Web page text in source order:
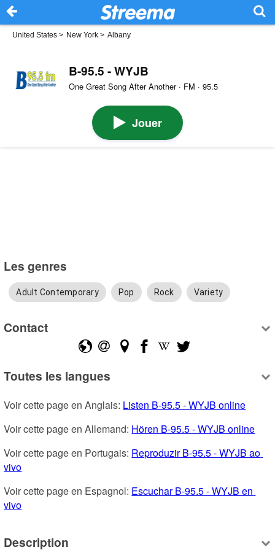
United States > New York > Albany
B-95.5 - WYJB
One Great Song After Another · FM · 95.5
Jouer
Les genres
Adult Contemporary Pop Rock Variety
Contact
Toutes les langues
Voir cette page en Anglais: Listen B-95.5 - WYJB online
Voir cette page en Allemand: Hören B-95.5 - WYJB online
Voir cette page en Portugais: Reproduzir B-95.5 - WYJB ao
vivo
Voir cette page en Espagnol: Escuchar B-95.5 - WYJB en
vivo
Description